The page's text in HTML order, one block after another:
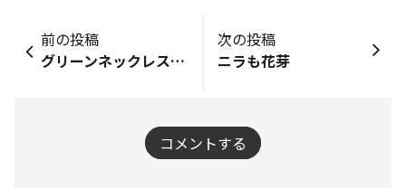
前の投稿
グリーンネックレス 🟢🟢🟢
次の投稿
ニラも花芽
コメントする